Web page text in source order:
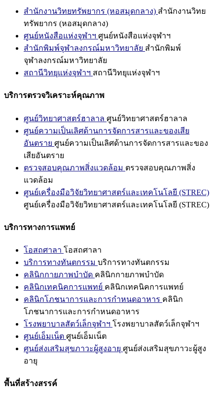
สำนักงานวิทยทรัพยากร (หอสมุดกลาง) สำนักงานวิทย
ทรัพยากร (หอสมุดกลาง)
ศูนย์หนังสือแห่งจุฬาฯ ศูนย์หนังสือแห่งจุฬาฯ
สำนักพิมพ์จุฬาลงกรณ์มหาวิทยาลัย สำนักพิมพ์
จุฬาลงกรณ์มหาวิทยาลัย
สถานีวิทยุแห่งจุฬาฯ สถานีวิทยุแห่งจุฬาฯ
บริการตรวจวิเคราะห์คุณภาพ
ศูนย์วิทยาศาสตร์ฮาลาล ศูนย์วิทยาศาสตร์ฮาลาล
ศูนย์ความเป็นเลิศด้านการจัดการสารและของเสีย
อันตราย ศูนย์ความเป็นเลิศด้านการจัดการสารและของ
เสียอันตราย
ตรวจสอบคุณภาพสิ่งแวดล้อม ตรวจสอบคุณภาพสิ่ง
แวดล้อม
ศูนย์เครื่องมือวิจัยวิทยาศาสตร์และเทคโนโลยี (STREC)
ศูนย์เครื่องมือวิจัยวิทยาศาสตร์และเทคโนโลยี (STREC)
บริการทางการแพทย์
โอสถศาลา โอสถศาลา
บริการทางทันตกรรม บริการทางทันตกรรม
คลินิกกายภาพบำบัด คลินิกกายภาพบำบัด
คลินิกเทคนิคการแพทย์ คลินิกเทคนิคการแพทย์
คลินิกโภชนาการและการกำหนดอาหาร คลินิก
โภชนาการและการกำหนดอาหาร
โรงพยาบาลสัตว์เล็กจุฬาฯ โรงพยาบาลสัตว์เล็กจุฬาฯ
ศูนย์เอ็มเน็ต ศูนย์เอ็มเน็ต
ศูนย์ส่งเสริมสุขภาวะผู้สูงอายุ ศูนย์ส่งเสริมสุขภาวะผู้สูง
อายุ
พื้นที่สร้างสรรค์